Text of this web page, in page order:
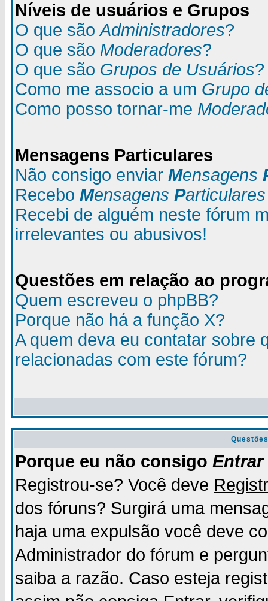
Níveis de usuários e Grupos
O que sãoAdministradores?
O que são Moderadores?
O que são Grupos de Usuários?
Como me associo a um Grupo
Como posso tornar-me
Mensagens Particulares
Não consigo enviar Mensagens
Recebo Mensagens Particulares
Recebi de alguém neste fórum
irrelevantes ou abusivos!
Questões em relação ao
Quem escreveu o phpBB?
Porque não há a função X?
A quem deva eu contatar sobre
relacionadas com este fórum?
Porque eu não consigo Entrar
Registrou-se? Você deve
dos fóruns? Surgirá uma
haja uma expulsão você deve
Administrador do fórum e
saiba a razão. Caso esteja